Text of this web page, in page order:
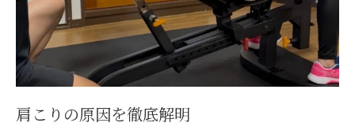
パーソナライズされたトレーニングプラン
各個人に合わせた目標設定
柔軟なトレーニングスケジュール
フィットネスレベルに応じた調整
肩こりの原因を徹底解明